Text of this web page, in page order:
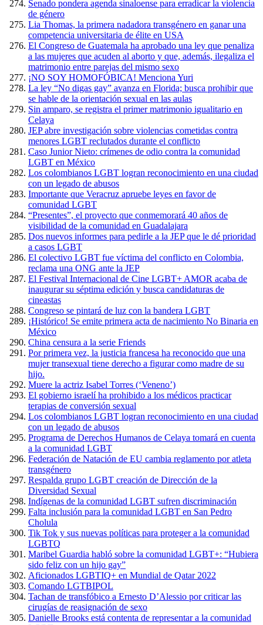
Senado pondera agenda sinaloense para erradicar la violencia
de género
Lia Thomas, la primera nadadora transgénero en ganar una
competencia universitaria de élite en USA
El Congreso de Guatemala ha aprobado una ley que penaliza
a las mujeres que acuden al aborto y que, además, ilegaliza el
matrimonio entre parejas del mismo sexo
¡NO SOY HOMOFÓBICA! Menciona Yuri
La ley “No digas gay” avanza en Florida; busca prohibir que
se hable de la orientación sexual en las aulas
Sin amparo, se registra el primer matrimonio igualitario en
Celaya
JEP abre investigación sobre violencias cometidas contra
menores LGBT reclutados durante el conflicto
Caso Junior Nieto: crímenes de odio contra la comunidad
LGBT en México
Los colombianos LGBT logran reconocimiento en una ciudad
con un legado de abusos
Importante que Veracruz apruebe leyes en favor de
comunidad LGBT
“Presentes”, el proyecto que conmemorará 40 años de
visibilidad de la comunidad en Guadalajara
Dos nuevos informes para pedirle a la JEP que le dé prioridad
a casos LGBT
El colectivo LGBT fue víctima del conflicto en Colombia,
reclama una ONG ante la JEP
El Festival Internacional de Cine LGBT+ AMOR acaba de
inaugurar su séptima edición y busca candidaturas de
cineastas
Congreso se pintará de luz con la bandera LGBT
¡Histórico! Se emite primera acta de nacimiento No Binaria en
México
China censura a la serie Friends
Por primera vez, la justicia francesa ha reconocido que una
mujer transexual tiene derecho a figurar como madre de su
hijo.
Muere la actriz Isabel Torres (‘Veneno’)
El gobierno israelí ha prohibido a los médicos practicar
terapias de conversión sexual
Los colombianos LGBT logran reconocimiento en una ciudad
con un legado de abusos
Programa de Derechos Humanos de Celaya tomará en cuenta
a la comunidad LGBT
Federación de Natación de EU cambia reglamento por atleta
transgénero
Respalda grupo LGBT creación de Dirección de la
Diversidad Sexual
Indígenas de la comunidad LGBT sufren discriminación
Falta inclusión para la comunidad LGBT en San Pedro
Cholula
Tik Tok y sus nuevas políticas para proteger a la comunidad
LGBTQ
Maribel Guardia habló sobre la comunidad LGBT+: “Hubiera
sido feliz con un hijo gay”
Aficionados LGBTIQ+ en Mundial de Qatar 2022
Comando LGTBIPOL
Tachan de transfóbico a Ernesto D’Alessio por criticar las
cirugías de reasignación de sexo
Danielle Brooks está contenta de representar a la comunidad